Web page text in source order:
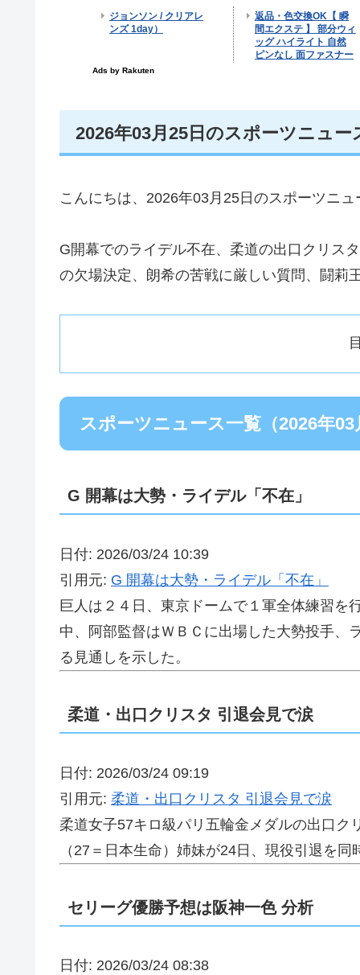
2026年03月25日のスポーツニュ
こんにちは、2026年03月25日のスポーツニ
G開幕でのライデル不在、柔道の出口クリス
の欠場決定、朗希の苦戦に厳しい質問、闘莉
スポーツニュース一覧（2026年03
G 開幕は大勢・ライデル「不在」
日付: 2026/03/24 10:39
引用元: G 開幕は大勢・ライデル「不在」
巨人は２４日、東京ドームで１軍全体練習
中、阿部監督はＷＢＣに出場した大勢投手、
る見通しを示した。
柔道・出口クリスタ 引退会見で涙
日付: 2026/03/24 09:19
引用元: 柔道・出口クリスタ 引退会見で涙
柔道女子57キロ級パリ五輪金メダルの出口
（27＝日本生命）姉妹が24日、現役引退を
セリーグ優勝予想は阪神一色 分析
日付: 2026/03/24 08:38